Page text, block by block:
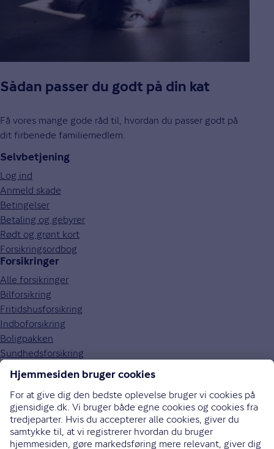
Sådan passer du godt på din kat
Få vores mange gode råd til, hvordan du passer godt på
dit firbenede familiemedlem.
Selvbetjening
Log ind
Anmeld skade
Betingelser
Betaling og gebyrer
Rødt og grønt kort
Forsikringsordbog
Forsikringer
Alle forsikringer
Bilforsikring
Fritidshusforsikring
Indboforsikring
Boligpakken
Sundhedsforsikring
Om Gjensidige
Om os
Kundefordele
Job og karriere
Presse
Bæredygtighed